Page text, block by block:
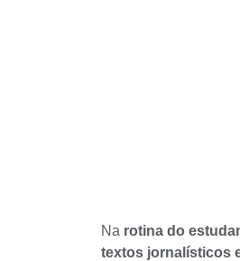
Na rotina do
textos jornalísticos